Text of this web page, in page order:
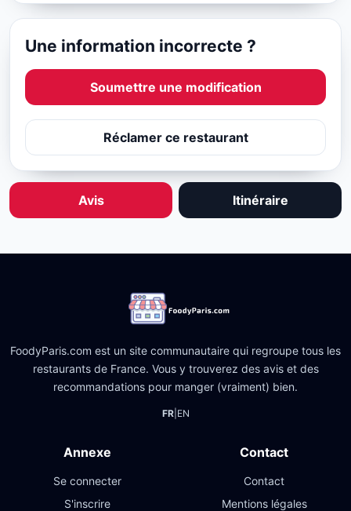
Une information incorrecte ?
Soumettre une modification
Réclamer ce restaurant
Avis Itinéraire
FoodyParis.com est un site communautaire qui regroupe tous les
restaurants de France. Vous y trouverez des avis et des
recommandations pour manger (vraiment) bien.
FR| EN
Annexe
Se connecter
S'inscrire
Contact
Contact
Mentions légales